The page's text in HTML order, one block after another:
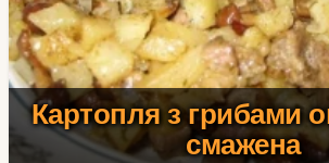
Картопля з грибами
смажена